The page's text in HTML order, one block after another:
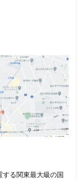
する関東最大級の国